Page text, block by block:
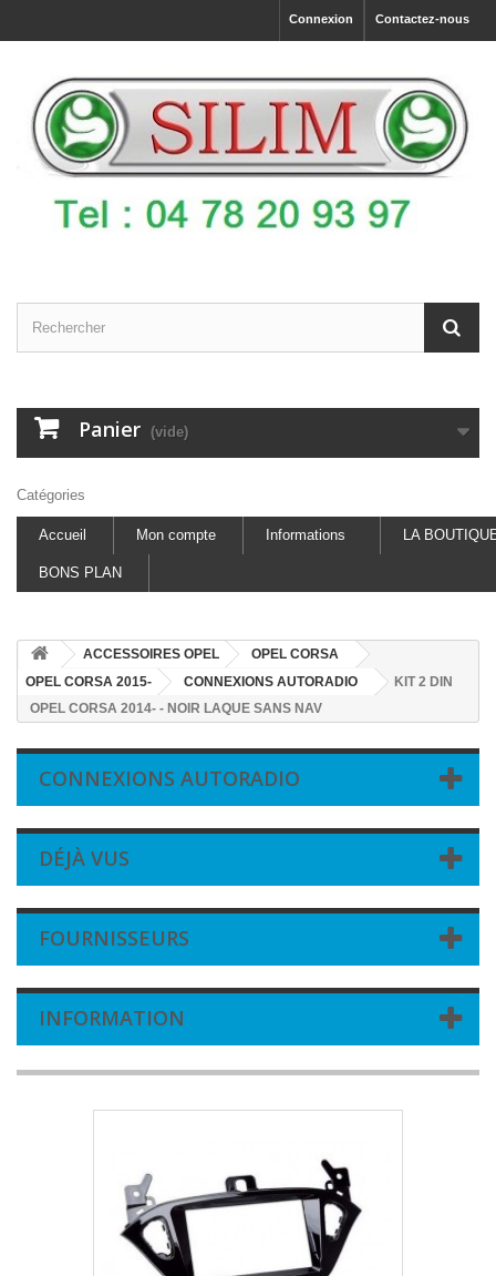
Contactez-nous
Connexion
Panier (vide)
Catégories
Accueil Mon compte Informations LA
BONS PLAN
ACCESSOIRES OPEL
OPEL CORSA
OPEL CORSA 2015-
CONNEXIONS AUTORADIO
KIT 2 DIN
OPEL CORSA 2014- - NOIR LAQUE SANS NAV
CONNEXIONS AUTORADIO
DÉJÀ VUS
FOURNISSEURS
INFORMATION